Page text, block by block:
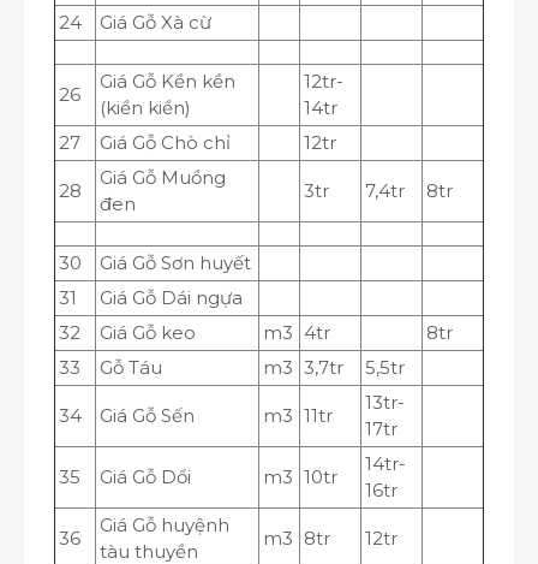
24
Giá Gỗ Xà cừ
26
Giá Gỗ Kền kền
(kiền kiền)
12tr-
14tr
27
Giá Gỗ Chò chỉ 12tr
28
Giá Gỗ Muồng
đen
3tr 7,4tr 8tr
30
Giá Gỗ Sơn huyết
31
Giá Gỗ Dái ngựa
32
Giá Gỗ keo m3 4tr
8tr
33
Gỗ Táu m3 3,7tr 5,5tr
34 Giá Gỗ Sến m3 11tr
13tr-
17tr
35 Giá Gỗ Dổi m3 10tr
14tr-
16tr
36
Giá Gỗ huyệnh
tàu thuyền
m3 8tr 12tr